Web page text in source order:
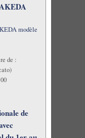
modèle
de :
de